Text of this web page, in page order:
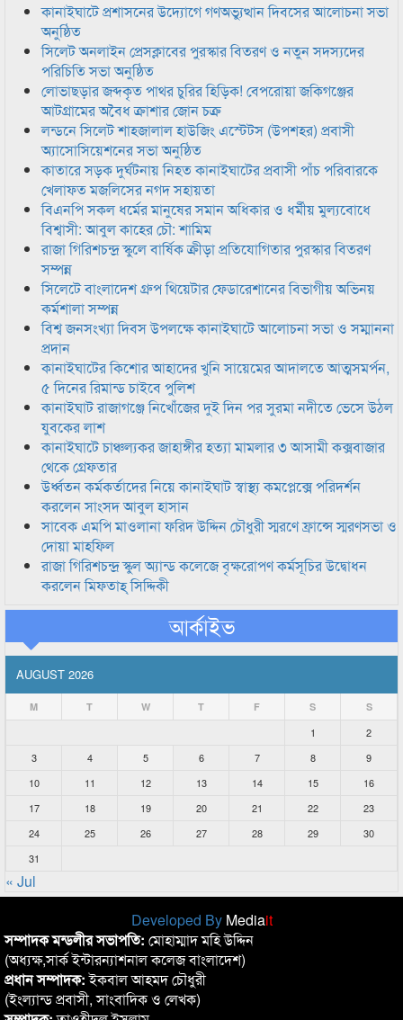
কানাইঘাটে প্রশাসনের উদ্যোগে গণঅভ্যুত্থান দিবসের আলোচনা সভা
অনুষ্ঠিত
সিলেট অনলাইন প্রেসক্লাবের পুরস্কার বিতরণ ও নতুন সদস্যদের
পরিচিতি সভা অনুষ্ঠিত
লোভাছড়ার জব্দকৃত পাথর চুরির হিড়িক! বেপরোয়া জকিগঞ্জের
আটগ্রামের অবৈধ ক্রাশার জোন চক্র
লন্ডনে সিলেট শাহজালাল হাউজিং এস্টেটস (উপশহর) প্রবাসী
অ্যাসোসিয়েশনের সভা অনুষ্ঠিত
কাতারে সড়ক দুর্ঘটনায় নিহত কানাইঘাটের প্রবাসী পাঁচ পরিবারকে
খেলাফত মজলিসের নগদ সহায়তা
বিএনপি সকল ধর্মের মানুষের সমান অধিকার ও ধর্মীয় মুল্যবোধে
বিশ্বাসী: আবুল কাহের চৌ: শামিম
রাজা গিরিশচন্দ্র স্কুলে বার্ষিক ক্রীড়া প্রতিযোগিতার পুরস্কার বিতরণ
সম্পন্ন
সিলেটে বাংলাদেশ গ্রুপ থিয়েটার ফেডারেশানের বিভাগীয় অভিনয়
কর্মশালা সম্পন্ন
বিশ্ব জনসংখ্যা দিবস উপলক্ষে কানাইঘাটে আলোচনা সভা ও সম্মাননা
প্রদান
কানাইঘাটের কিশোর আহাদের খুনি সায়েমের আদালতে আত্মসমর্পন,
৫ দিনের রিমান্ড চাইবে পুলিশ
কানাইঘাট রাজাগঞ্জে নিখোঁজের দুই দিন পর সুরমা নদীতে ভেসে উঠল
যুবকের লাশ
কানাইঘাটে চাঞ্চল্যকর জাহাঙ্গীর হত্যা মামলার ৩ আসামী কক্সবাজার
থেকে গ্রেফতার
উর্ধ্বতন কর্মকর্তাদের নিয়ে কানাইঘাট স্বাস্থ্য কমপ্লেক্সে পরিদর্শন
করলেন সাংসদ আবুল হাসান
সাবেক এমপি মাওলানা ফরিদ উদ্দিন চৌধুরী স্মরণে ফ্রান্সে স্মরণসভা ও
দোয়া মাহফিল
রাজা গিরিশচন্দ্র স্কুল অ্যান্ড কলেজে বৃক্ষরোপণ কর্মসূচির উদ্বোধন
করলেন মিফতাহ্ সিদ্দিকী
আর্কাইভ
AUGUST 2026
M T W T F S S
1
2
3
4 5 6 7 8
9
10
11 12 13 14 15
16
17
18 19 20 21 22
23
24
25 26 27 28 29
30
31
« Jul
Developed By Mediait
সম্পাদক মন্ডলীর সভাপতি: মোহাম্মাদ মহি উদ্দিন
(অধ্যক্ষ,সার্ক ইন্টারন্যাশনাল কলেজ বাংলাদেশ)
প্রধান সম্পাদক:ইকবাল আহমদ চৌধুরী
(ইংল্যান্ড প্রবাসী, সাংবাদিক ও লেখক)